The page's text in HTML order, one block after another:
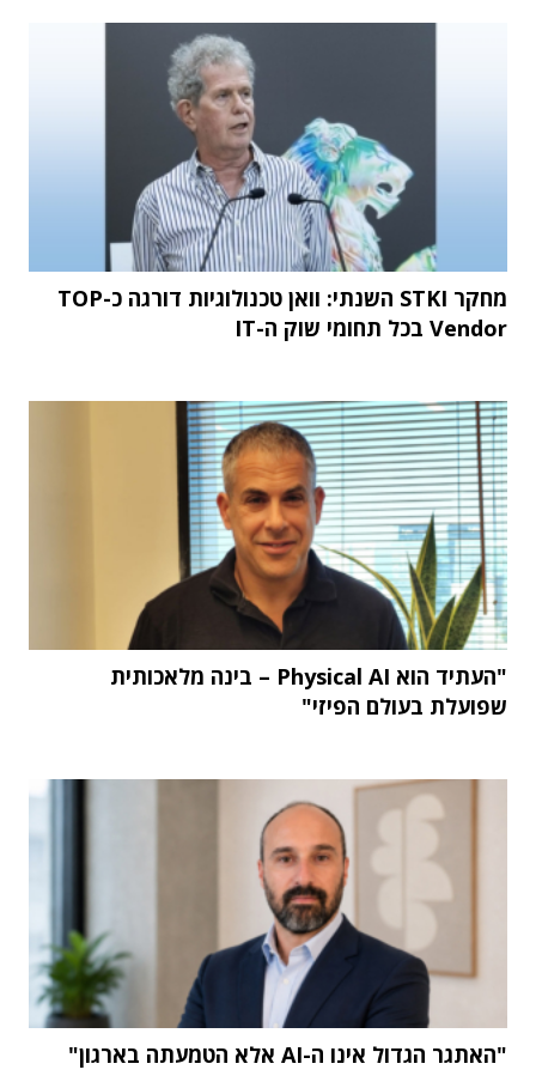
מחקר STKI השנתי: וואן טכנולוגיות דורגה כ-TOP
Vendor בכל תחומי שוק ה-IT
"העתיד הוא Physical AI – בינה מלאכותית
שפועלת בעולם הפיזי"
"האתגר הגדול אינו ה-AI אלא הטמעתה בארגון"